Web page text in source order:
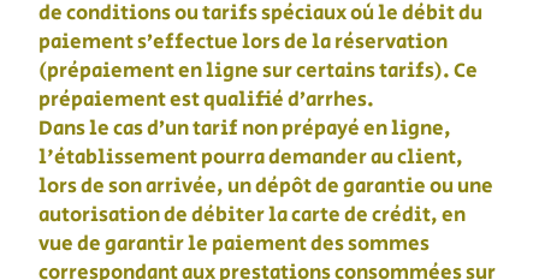
de conditions ou tarifs spéciaux où le débit du
paiement s’effectue lors de la réservation
(prépaiement en ligne sur certains tarifs). Ce
prépaiement est qualifié d’arrhes.
Dans le cas d’un tarif non prépayé en ligne,
l'établissement pourra demander au client,
lors de son arrivée, un dépôt de garantie ou une
autorisation de débiter la carte de crédit, en
vue de garantir le paiement des sommes
correspondant aux prestations consommées sur